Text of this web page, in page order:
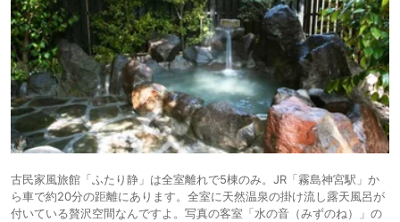
のブッフェスタイルをいただき以前の一般的な会席膳とは大いに異なり、
洗練されたモダンスタイルでいただくメニューの数々はプロの料理人が作
る美味しいものばかりでした。
但し、一部のステーキの肉質や升セイロ蒸しの素材に天ぷらの品数などは
見直す余地がありと感じましたが、朝食も含めて全体的には質の高さは周
辺では一番かも知れません。
古民家風旅館「ふたり静」は全室離れで5棟のみ。JR「霧島神宮駅」か
ら車で約20分の距離にあります。全室に天然温泉の掛け流し露天風呂が
付いている贅沢空間なんですよ。写真の客室「水の音（みずのね）」の